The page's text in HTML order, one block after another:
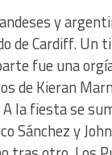
y
de Cardiff. Un
fue una
de Kieran
la fiesta se
Sánchez y